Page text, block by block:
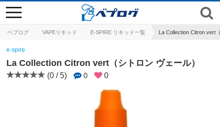
ベプログ VAPEリキッド E-SPIRE リキッド一覧 La Collection Citron vert
toggle
navigation
e-spire
La Collection Citron vert（シトロン ヴェール）
(0 / 5) 0 0